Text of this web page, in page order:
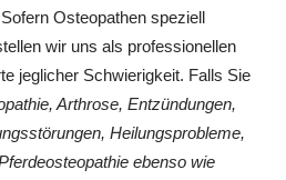
Osteopathen speziell
wir uns als professionellen
jeglicher Schwierigkeit. Falls Sie
Arthrose, Entzündungen,
Heilungsprobleme,
ebenso wie